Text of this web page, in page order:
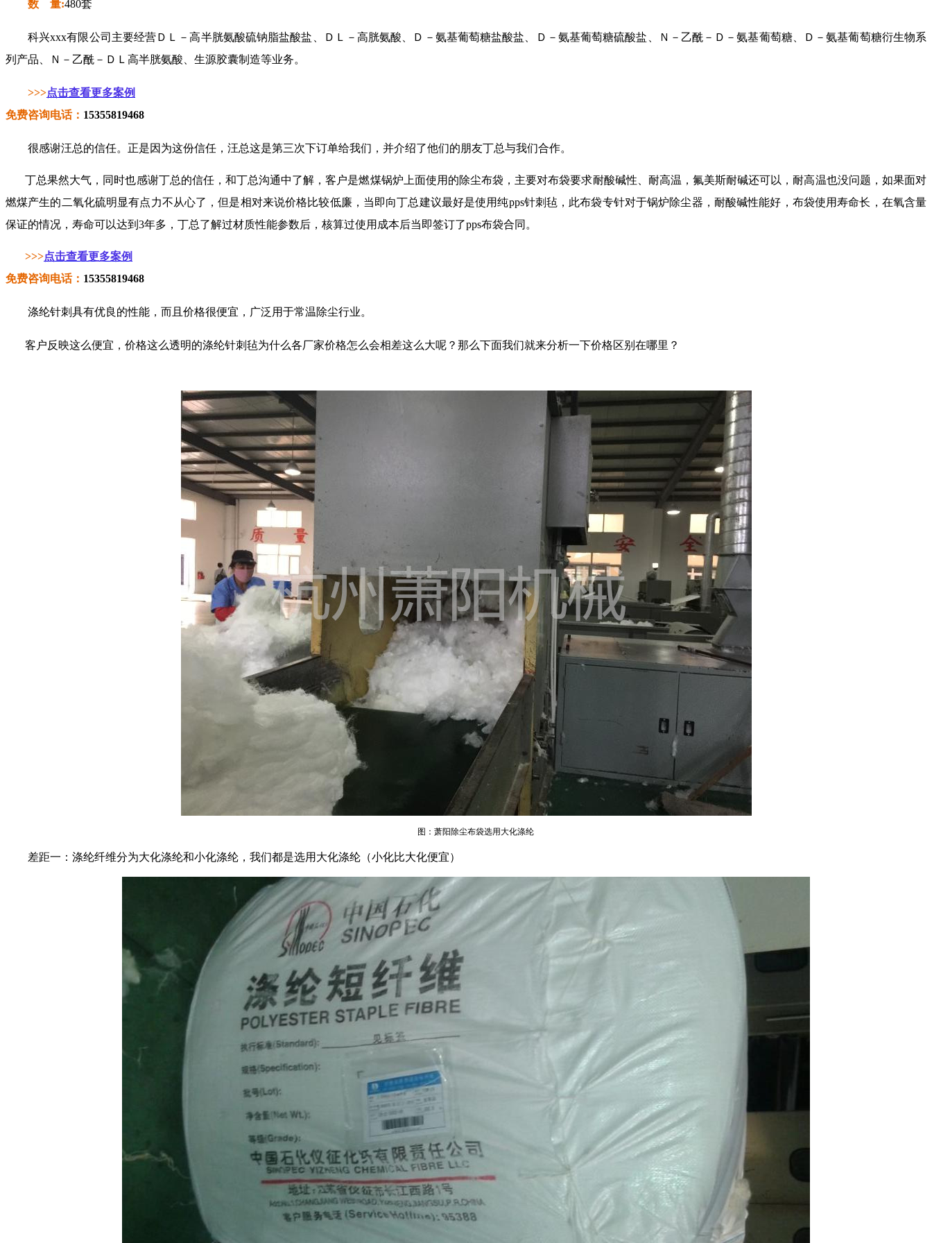
数 量:480套
科兴xxx有限公司 主要经营ＤＬ－高半胱氨酸硫钠脂盐酸盐、ＤＬ－高胱氨酸、Ｄ－氨基葡萄糖盐酸盐、Ｄ－氨基葡萄糖硫酸盐、Ｎ－乙酰－Ｄ－氨基葡萄糖、Ｄ－氨基葡萄糖衍生物系
列产品、Ｎ－乙酰－ＤＬ高半胱氨酸、生源胶囊制造等业务。
>>>点击查看更多案例
免费咨询电话： 15355819468
很感谢汪总的信任。正是因为这份信任，汪总这是第三次下订单给我们，并介绍了他们的朋友丁总与我们合作。
丁总果然大气，同时也感谢丁总的信任，和丁总沟通中了解，客户是燃煤锅炉上面使用的除尘布袋，主要对布袋要求耐酸碱性、耐高温，氟美斯耐碱还可以，耐高温也没问题，如果面对
燃煤产生的二氧化硫明显有点力不从心了，但是相对来说价格比较低廉，当即向丁总建议最好是使用纯pps针刺毡，此布袋专针对于锅炉除尘器，耐酸碱性能好，布袋使用寿命长，在氧含量
保证的情况，寿命可以达到3年多，丁总了解过材质性能参数后，核算过使用成本后当即签订了pps布袋合同。
>>>点击查看更多案例
免费咨询电话： 15355819468
涤纶针刺具有优良的性能，而且价格很便宜，广泛用于常温除尘行业。
客户反映这么便宜，价格这么透明的涤纶针刺毡为什么各厂家价格怎么会相差这么大呢？那么下面我们就来分析一下价格区别在哪里？
图： 萧阳除尘布袋选用大化涤纶
差距一：涤纶纤维分为大化涤纶和小化涤纶，我们都是选用大化涤纶（小化比大化便宜）